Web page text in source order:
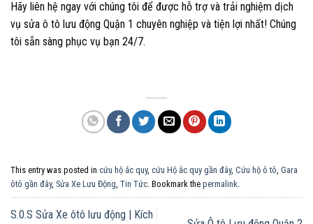
Hãy liên hệ ngay với chúng tôi để được hỗ trợ và trải nghiệm dịch
vụ sửa ô tô lưu động Quận 1 chuyên nghiệp và tiện lợi nhất! Chúng
tôi sẵn sàng phục vụ bạn 24/7.
This entry was posted in cứu hộ ắc quy, cứu Hộ ắc quy gần đây, Cứu hộ ô tô, Gara
ôtô gần đây, Sửa Xe Lưu Động, Tin Tức. Bookmark the permalink.
S.0.S Sửa Xe ôtô lưu động | Kích